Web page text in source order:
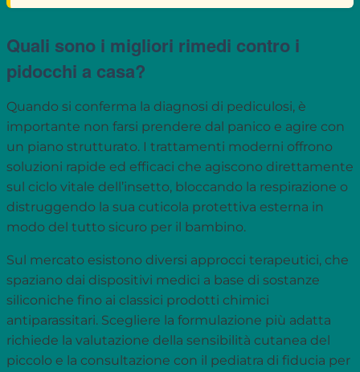
Quali sono i migliori rimedi contro i
pidocchi a casa?
Quando si conferma la diagnosi di pediculosi, è
importante non farsi prendere dal panico e agire con
un piano strutturato. I trattamenti moderni offrono
soluzioni rapide ed efficaci che agiscono direttamente
sul ciclo vitale dell’insetto, bloccando la respirazione o
distruggendo la sua cuticola protettiva esterna in
modo del tutto sicuro per il bambino.
Sul mercato esistono diversi approcci terapeutici, che
spaziano dai dispositivi medici a base di sostanze
siliconiche fino ai classici prodotti chimici
antiparassitari. Scegliere la formulazione più adatta
richiede la valutazione della sensibilità cutanea del
piccolo e la consultazione con il pediatra di fiducia per